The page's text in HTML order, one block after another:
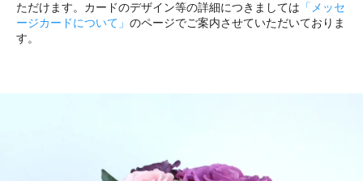
ただけます。カードのデザイン等の詳細につきましては 「メッセ
ージカードについて」 のページでご案内させていただいておりま
す。